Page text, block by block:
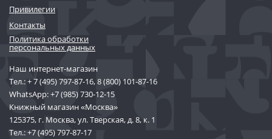
Привилегии
Контакты
Политика обработки
персональных данных
Наш интернет-магазин
Тел.:+ 7 (495) 797-87-16,8 (800) 101-87-16
WhatsApp:+7 (985) 730-12-15
Книжный магазин «Москва»
125375, г. Москва, ул. Тверская, д. 8, к. 1
Тел.:+7 (495) 797-87-17